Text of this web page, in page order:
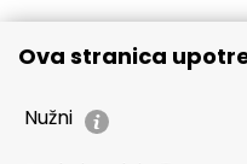
Ova stranica
Nužni